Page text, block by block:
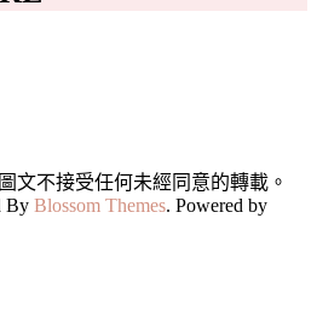
文不接受任何未經同意的轉載。
By Blossom Themes. Powered by